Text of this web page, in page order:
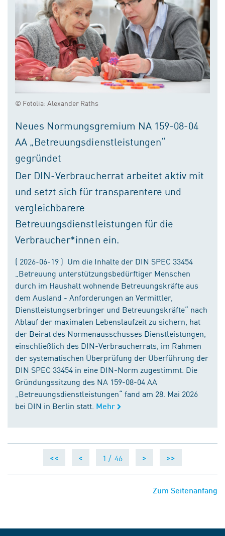
© Fotolia: Alexander Raths
Neues Normungsgremium NA 159-08-04
AA „Betreuungsdienstleistungen“
gegründet
Der DIN-Verbraucherrat arbeitet aktiv mit
und setzt sich für transparentere und
vergleichbarere
Betreuungsdienstleistungen für die
Verbraucher*innen ein.
( 2026-06-19 ) Um die Inhalte der DIN SPEC 33454
„Betreuung unterstützungsbedürftiger Menschen
durch im Haushalt wohnende Betreuungskräfte aus
dem Ausland - Anforderungen an Vermittler,
Dienstleistungserbringer und Betreuungskräfte“ nach
Ablauf der maximalen Lebenslaufzeit zu sichern, hat
der Beirat des Normenausschusses Dienstleistungen,
einschließlich des DIN-Verbraucherrats, im Rahmen
der systematischen Überprüfung der Überführung der
DIN SPEC 33454 in eine DIN-Norm zugestimmt. Die
Gründungssitzung des NA 159-08-04 AA
„Betreuungsdienstleistungen“ fand am 28. Mai 2026
bei DIN in Berlin statt. Mehr
<< < 1 / 46 > >>
Zum Seitenanfang